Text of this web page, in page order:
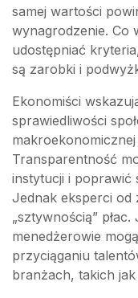
samej wartości
wynagrodzenie. Co
udostępniać
są zarobki i
Ekonomiści
sprawiedliwości
Transparentność
instytucji i poprawić
Jednak eksperci od
„sztywnością”
menedżerowie
przyciąganiu
branżach, takich